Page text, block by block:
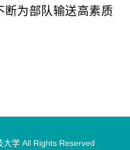
断为部队输送高素质
学 All Rights Reserved